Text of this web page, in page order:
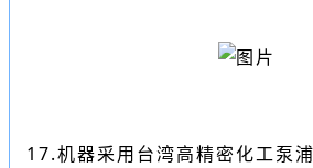
17.机器采用台湾高精密化工泵